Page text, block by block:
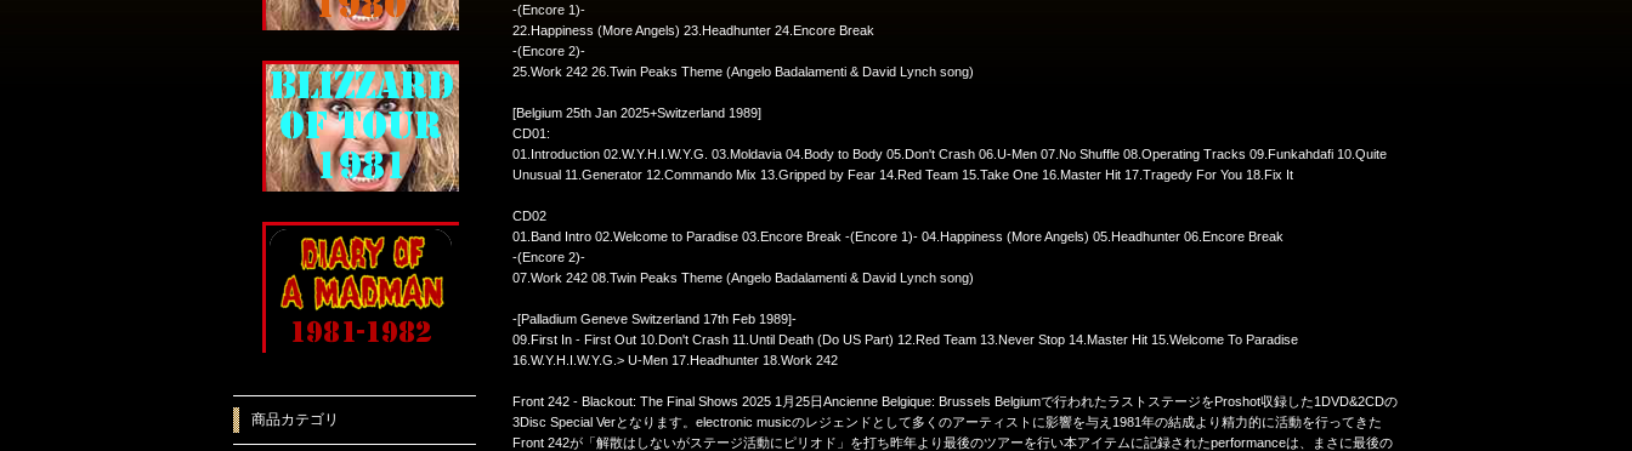
-(Encore 1)-
22.Happiness (More Angels) 23.Headhunter 24.Encore Break
-(Encore 2)-
25.Work 242 26.Twin Peaks Theme (Angelo Badalamenti & David Lynch song)
[Belgium 25th Jan 2025+Switzerland 1989]
CD01:
01.Introduction 02.W.Y.H.I.W.Y.G. 03.Moldavia 04.Body to Body 05.Don't Crash 06.U-Men 07.No Shuffle 08.Operating Tracks 09.Funkahdafi 10.Quite
Unusual 11.Generator 12.Commando Mix 13.Gripped by Fear 14.Red Team 15.Take One 16.Master Hit 17.Tragedy For You 18.Fix It
CD02
01.Band Intro 02.Welcome to Paradise 03.Encore Break -(Encore 1)- 04.Happiness (More Angels) 05.Headhunter 06.Encore Break
-(Encore 2)-
07.Work 242 08.Twin Peaks Theme (Angelo Badalamenti & David Lynch song)
-[Palladium Geneve Switzerland 17th Feb 1989]-
09.First In - First Out 10.Don't Crash 11.Until Death (Do US Part) 12.Red Team 13.Never Stop 14.Master Hit 15.Welcome To Paradise
16.W.Y.H.I.W.Y.G.> U-Men 17.Headhunter 18.Work 242
Front 242 - Blackout: The Final Shows 2025 1月25日Ancienne Belgique: Brussels Belgiumで行われたラストステージをProshot収録した1DVD&2CDの
3Disc Special Verとなります。electronic musicのレジェンドとして多くのアーティストに影響を与え1981年の結成より精力的に活動を行ってきた
Front 242が「解散はしないがステージ活動にピリオド」を打ち昨年より最後のツアーを行い本アイテムに記録されたperformanceは、まさに最後の
商品カテゴリ